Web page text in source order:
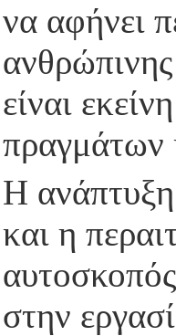
να αφήνει
είναι
πραγμάτων
Η ανάπτυξη
και η
στην